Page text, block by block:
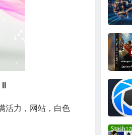
活力，网站，白色